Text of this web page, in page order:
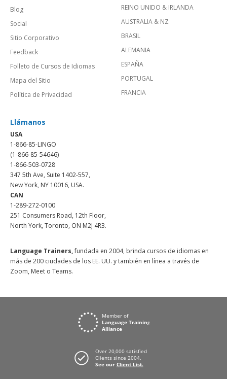
Blog
Social
Sitio Corporativo
Feedback
Folleto de Cursos de Idiomas
Mapa del Sitio
Política de Privacidad
REINO UNIDO & IRLANDA
AUSTRALIA & NZ
BRASIL
ALEMANIA
ESPAÑA
PORTUGAL
FRANCIA
Llámanos
USA
1-866-85-LINGO
(1-866-85-54646)
1-866-503-0728
347 5th Ave, Suite 1402-557,
New York, NY 10016, USA.
CAN
1-289-272-0100
251 Consumers Road, 12th Floor,
North York, Toronto, ON M2J 4R3.
Language Trainers,fundada en 2004, brinda cursos de idiomas en
más de 200 ciudades de los EE. UU. y también en línea a través de
Zoom, Meet o Teams.